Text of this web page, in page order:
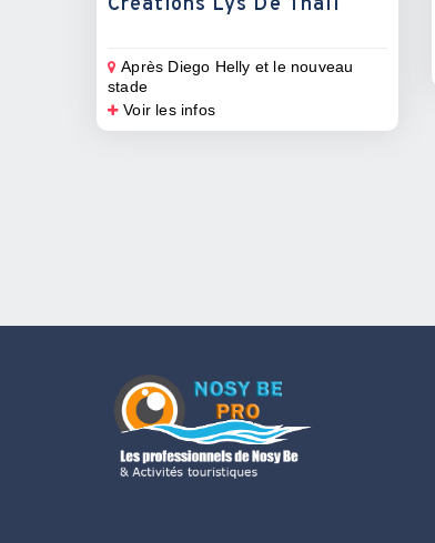
Après Diego Helly et le nouveau
stade
Voir les infos